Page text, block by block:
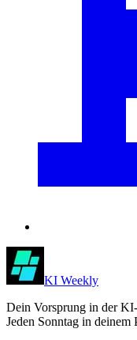
KI Weekly
Dein Vorsprung in der
Jeden Sonntag in deinem